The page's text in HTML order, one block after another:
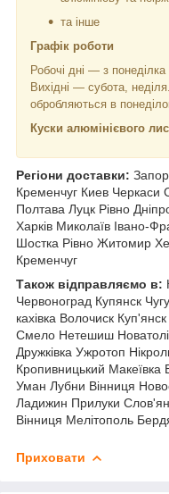
та інше
Графік роботи
Робочі дні — з
Вихідні — субота,
обробляються в
Куски алюмінієвого
Регіони доставки:
Кременчуг Киев Черкаси
Полтава Луцк Рівно
Харків Миколаїв Івано-
Шостка Рівно Житомир
Кременчуг
Також відправляємо в:
Червоноград Купянск
кахівка Волочиск
Смело Нетешиш
Дружківка Ужротоп
Кропивницький
Уман Лубни Вінниця
Ладижин Прилуки
Вінниця Мелітополь
Приховати